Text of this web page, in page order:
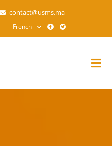
contenu
contact@usms.ma
French